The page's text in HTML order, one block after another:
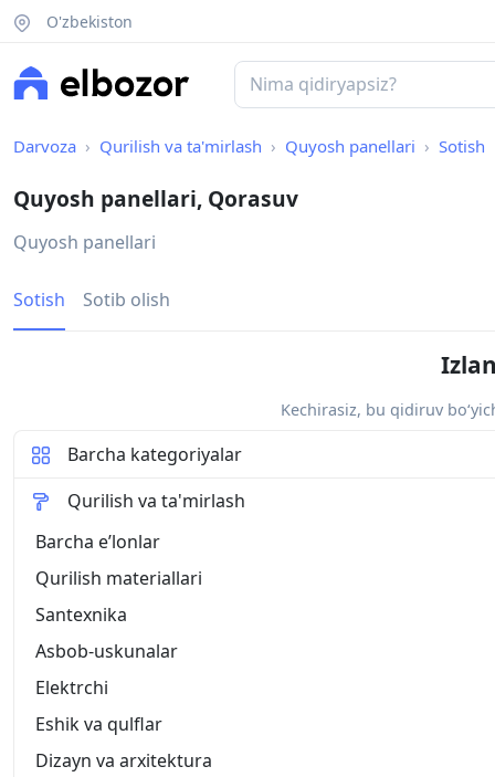
O'zbekiston
Darvoza Qurilish va ta'mirlash Quyosh panellari Sotish
Quyosh panellari, Qorasuv
Quyosh panellari
Sotish Sotib olish
Kechirasiz, bu qidiruv
Barcha kategoriyalar
Qurilish va ta'mirlash
Barcha eʼlonlar
Qurilish materiallari
Santexnika
Asbob-uskunalar
Elektrchi
Eshik va qulflar
Dizayn va arxitektura